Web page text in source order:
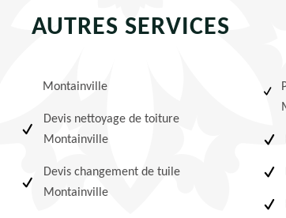
AUTRES SERVICES
Montainville
Devis nettoyage de toiture
Montainville
Devis changement de tuile
Montainville